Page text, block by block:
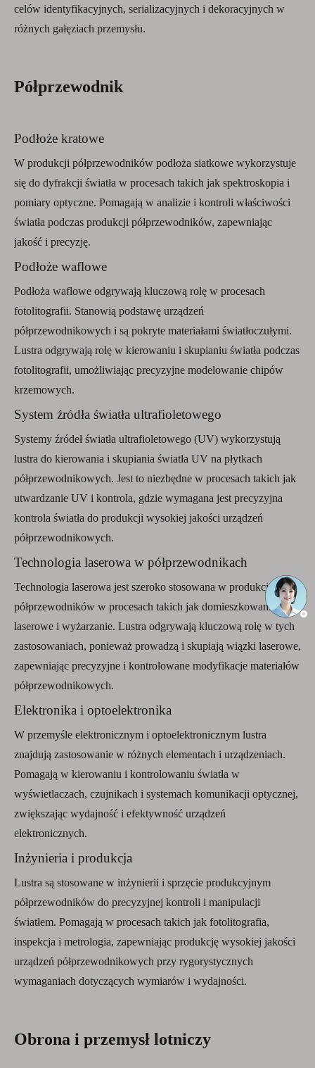
celów identyfikacyjnych, serializacyjnych i dekoracyjnych w
różnych gałęziach przemysłu.
Półprzewodnik
Podłoże kratowe
W produkcji półprzewodników podłoża siatkowe wykorzystuje
się do dyfrakcji światła w procesach takich jak spektroskopia i
pomiary optyczne. Pomagają w analizie i kontroli właściwości
światła podczas produkcji półprzewodników, zapewniając
jakość i precyzję.
Podłoże waflowe
Podłoża waflowe odgrywają kluczową rolę w procesach
fotolitografii. Stanowią podstawę urządzeń
półprzewodnikowych i są pokryte materiałami światłoczułymi.
Lustra odgrywają rolę w kierowaniu i skupianiu światła podczas
fotolitografii, umożliwiając precyzyjne modelowanie chipów
krzemowych.
System źródła światła ultrafioletowego
Systemy źródeł światła ultrafioletowego (UV) wykorzystują
lustra do kierowania i skupiania światła UV na płytkach
półprzewodnikowych. Jest to niezbędne w procesach takich jak
utwardzanie UV i kontrola, gdzie wymagana jest precyzyjna
kontrola światła do produkcji wysokiej jakości urządzeń
półprzewodnikowych.
Technologia laserowa w półprzewodnikach
Technologia laserowa jest szeroko stosowana w produkcji
półprzewodników w procesach takich jak domieszkowanie
laserowe i wyżarzanie. Lustra odgrywają kluczową rolę w tych
zastosowaniach, ponieważ prowadzą i skupiają wiązki laserowe,
zapewniając precyzyjne i kontrolowane modyfikacje materiałów
półprzewodnikowych.
Elektronika i optoelektronika
W przemyśle elektronicznym i optoelektronicznym lustra
znajdują zastosowanie w różnych elementach i urządzeniach.
Pomagają w kierowaniu i kontrolowaniu światła w
wyświetlaczach, czujnikach i systemach komunikacji optycznej,
zwiększając wydajność i efektywność urządzeń
elektronicznych.
Inżynieria i produkcja
Lustra są stosowane w inżynierii i sprzęcie produkcyjnym
półprzewodników do precyzyjnej kontroli i manipulacji
światłem. Pomagają w procesach takich jak fotolitografia,
inspekcja i metrologia, zapewniając produkcję wysokiej jakości
urządzeń półprzewodnikowych przy rygorystycznych
wymaganiach dotyczących wymiarów i wydajności.
Obrona i przemysł lotniczy